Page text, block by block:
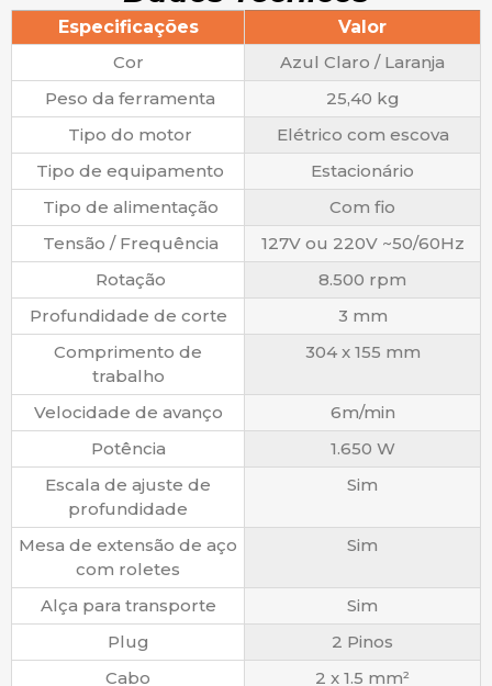
Especificações
Valor
Cor
Azul Claro / Laranja
Peso da ferramenta
25,40 kg
Tipo do motor
Elétrico com escova
Tipo de equipamento
Estacionário
Tipo de alimentação
Com fio
Tensão / Frequência
127V ou 220V ~50/60Hz
Rotação
8.500 rpm
Profundidade de corte
3 mm
Comprimento de
trabalho
304 x 155 mm
Velocidade de avanço
6m/min
Potência
1.650 W
Escala de ajuste de
profundidade
Sim
Mesa de extensão de aço
com roletes
Sim
Alça para transporte
Sim
Plug
2 Pinos
Cabo
2 x 1.5 mm²